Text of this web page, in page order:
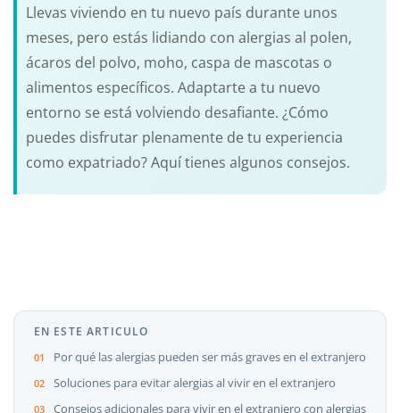
Llevas viviendo en tu nuevo país durante unos
meses, pero estás lidiando con alergias al polen,
ácaros del polvo, moho, caspa de mascotas o
alimentos específicos. Adaptarte a tu nuevo
entorno se está volviendo desafiante. ¿Cómo
puedes disfrutar plenamente de tu experiencia
como expatriado? Aquí tienes algunos consejos.
EN ESTE ARTICULO
Por qué las alergias pueden ser más graves en el extranjero
Soluciones para evitar alergias al vivir en el extranjero
Consejos adicionales para vivir en el extranjero con alergias